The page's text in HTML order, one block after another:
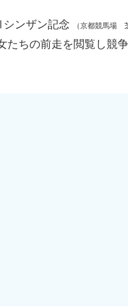
ンザン記念 （京都競馬場
たちの前走を閲覧し競